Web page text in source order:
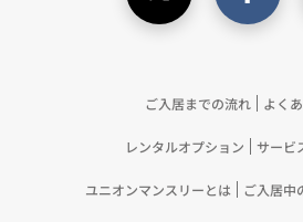
ご入居までの流れ よく
レンタルオプション サービ
ユニオンマンスリーとは ご入居中